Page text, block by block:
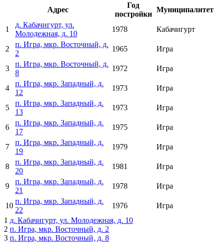
Адрес
Год
постройки
Муниципалитет
1
д. Кабачигурт, ул.
Молодежная, д. 10
1978 Кабачигурт
2
п. Игра, мкр. Восточный, д.
2
1965 Игра
3
п. Игра, мкр. Восточный, д.
8
1972 Игра
4
п. Игра, мкр. Западный, д.
12
1973 Игра
5
п. Игра, мкр. Западный, д.
13
1973 Игра
6
п. Игра, мкр. Западный, д.
17
1975 Игра
7
п. Игра, мкр. Западный, д.
19
1979 Игра
8
п. Игра, мкр. Западный, д.
20
1981 Игра
9
п. Игра, мкр. Западный, д.
21
1978 Игра
10
п. Игра, мкр. Западный, д.
22
1976
Игра
1 д. Кабачигурт, ул. Молодежная, д. 10
2 п. Игра, мкр. Восточный, д. 2
3 п. Игра, мкр. Восточный, д. 8